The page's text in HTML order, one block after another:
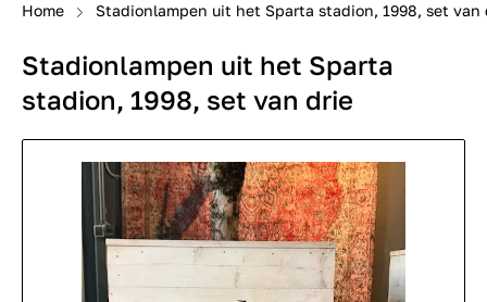
Home Stadionlampen uit het Sparta stadion, 1998, set van
Stadionlampen uit het Sparta
stadion, 1998, set van drie